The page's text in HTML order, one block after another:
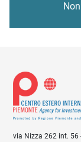
via Nizza 262 int. 56